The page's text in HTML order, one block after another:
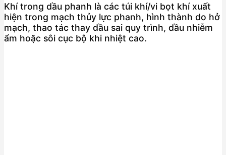
Khí trong dầu phanh là các túi khí/vi bọt khí xuất
hiện trong mạch thủy lực phanh, hình thành do hở
mạch, thao tác thay dầu sai quy trình, dầu nhiễm
ẩm hoặc sôi cục bộ khi nhiệt cao.